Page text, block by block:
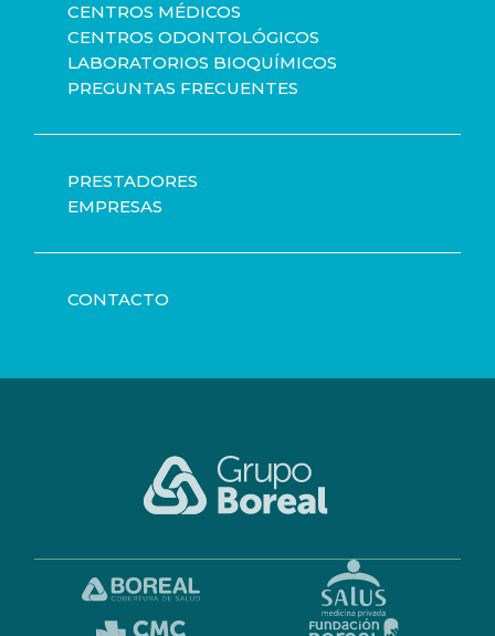
CENTROS MÉDICOS
CENTROS ODONTOLÓGICOS
LABORATORIOS BIOQUÍMICOS
PREGUNTAS FRECUENTES
PRESTADORES
EMPRESAS
CONTACTO